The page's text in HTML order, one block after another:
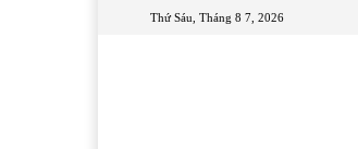
Thứ Sáu, Tháng 8 7, 2026